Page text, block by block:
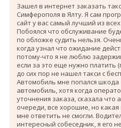
Зашел в интернет заказать
Симферополя в Ялту. Я сам
сайт у вас самый лучший из
Побоялся что обслуживание
по обложке судить нельзя.
когда узнал что ожидание
потому-что я не люблю
если за это еще нужно платить
до сих пор не нашел такси с
Автомобиль мне попался
автомобиль, хотя когда
уточнения заказа, сказала что
очереди, все хорошие, но
мне ответить не смогли.
интересный собеседник, я его